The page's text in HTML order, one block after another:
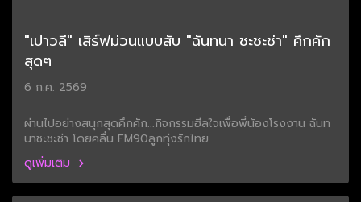
"เปาวลี" เสิร์ฟม่วนแบบสับ "ฉันทนา ชะชะช่า" คึกคัก
สุดๆ
6 ก.ค. 2569
ผ่านไปอย่างสนุกสุดคึกคัก...กิจกรรมฮีลใจเพื่อพี่น้องโรงงาน ฉันท
นาชะชะช่า โดยคลื่น FM90ลูกทุ่งรักไทย
ดูเพิ่มเติม